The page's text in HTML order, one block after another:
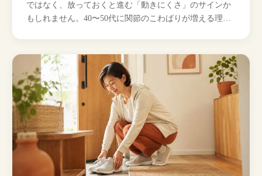
ではなく、放っておくと進む「動きにくさ」のサインか
もしれません。40〜50代に関節のこわばりが増える理由